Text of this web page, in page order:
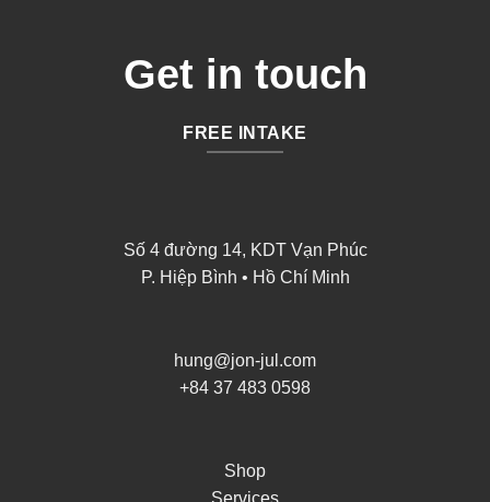
Get in touch
FREE INTAKE
Số 4 đường 14, KDT Vạn Phúc
P. Hiệp Bình • Hồ Chí Minh
hung@jon-jul.com
+84 37 483 0598
Shop
Services